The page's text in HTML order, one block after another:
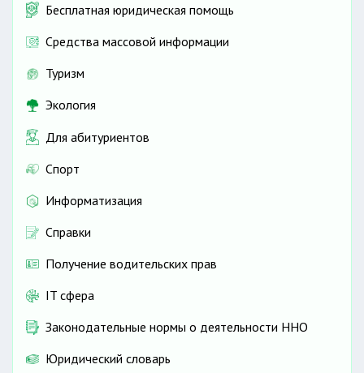
Бесплатная юридическая помощь
Средства массовой информации
Туризм
Экология
Для абитуриентов
Спорт
Информатизация
Справки
Получение водительских прав
IT сфера
Законодательные нормы о деятельности ННО
Юридический словарь